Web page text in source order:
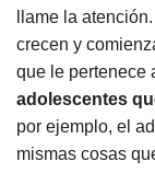
llame la
crecen y
que le pertenece
adolescentes
por ejemplo, el
mismas cosas